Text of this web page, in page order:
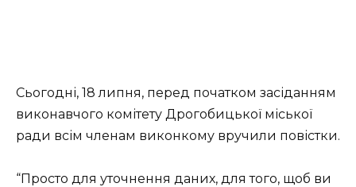
Сьогодні, 18 липня, перед початком засіданням
виконавчого комітету Дрогобицької міської
ради всім членам виконкому вручили повістки.
“Просто для уточнення даних, для того, щоб ви